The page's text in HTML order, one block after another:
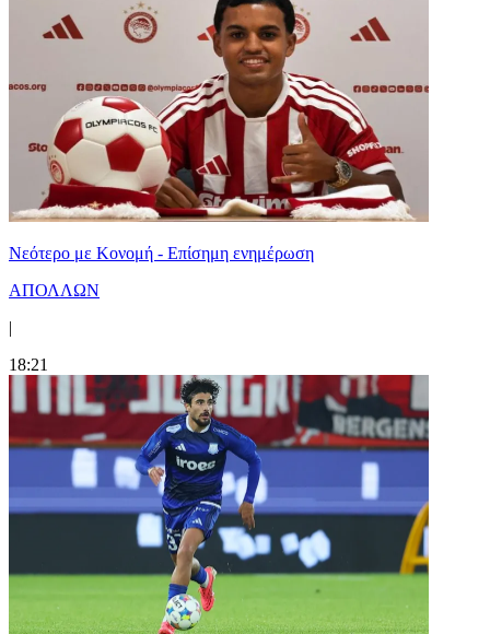
Νεότερο με Κονομή - Επίσημη ενημέρωση
ΑΠΟΛΛΩΝ
|
18:21